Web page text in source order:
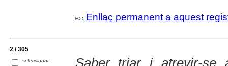
Enllaç permanent a aquest
2 / 305
seleccionar